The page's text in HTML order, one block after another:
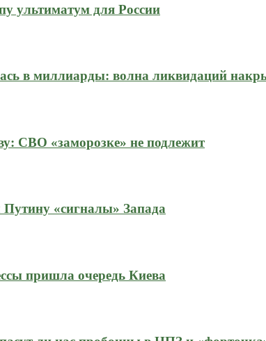
ультиматум для России
в миллиарды: волна ликвидаций
СВО «заморозке» не подлежит
Путину «сигналы» Запада
пришла очередь Киева